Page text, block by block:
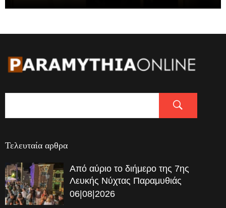
Τελευταία αρθρα
Από αύριο το διήμερο της 7ης
Λευκής Νύχτας Παραμυθιάς
06|08|2026